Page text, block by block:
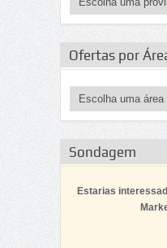
Ofertas por
Sondagem
Estarias